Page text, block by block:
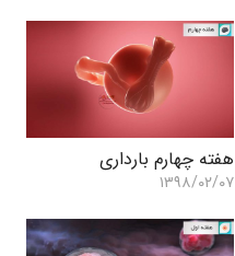
هفته چهارم بارداری
۱۳۹۸/۰۲/۰۷